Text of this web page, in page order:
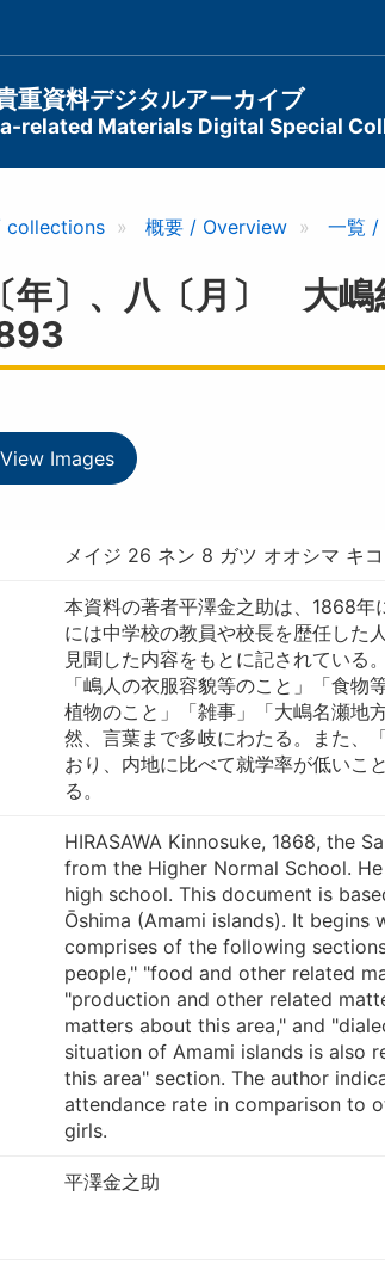
重資料デジタルアーカイブ
related Materials Digital Special
collections 概要 / Overview 一覧 /
年〕、八〔月〕 大
Images
メイジ 26 ネン 8 ガツ オオシマ キ
本資料の著者平澤金之助は、1868
には中学校の教員や校長を歴任した
見聞した内容をもとに記されている
「嶋人の衣服容貌等のこと」「食
植物のこと」「雑事」「大嶋名瀬地
然、言葉まで多岐にわたる。また、
おり、内地に比べて就学率が低いこ
る。
HIRASAWA Kinnosuke, 1868, the
from the Higher Normal School.
high school. This document is
Ōshima (Amami islands). It
comprises of the following
people," "food and other related
"production and other related
matters about this area," and
situation of Amami islands is also
this area" section. The author
attendance rate in comparison to
girls.
平澤金之助